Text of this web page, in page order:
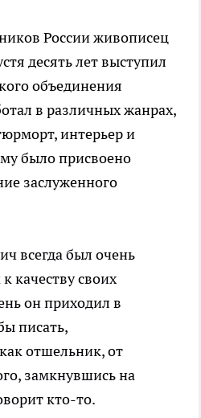
России живописец
десять лет выступил
объединения
в различных жанрах,
интерьер и
было присвоено
заслуженного
всегда был очень
качеству своих
он приходил в
писать,
отшельник, от
замкнувшись на
кто-то.